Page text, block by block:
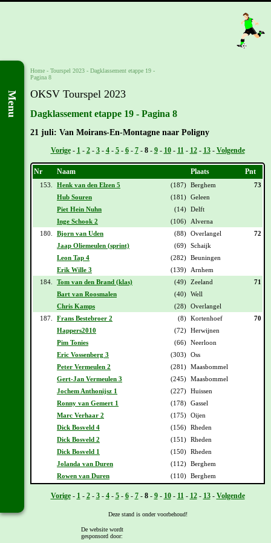
Menu
Home - Tourspel 2023 - Dagklassement etappe 19 -
Pagina 8
OKSV Tourspel 2023
Dagklassement etappe 19 - Pagina 8
21 juli: Van Moirans-En-Montagne naar Poligny
Vorige- 1- 2- 3- 4- 5- 6- 7- 8- 9- 10- 11- 12- 13- Volgende
Nr Naam Plaats Pnt
153. Henk van den Elzen 5 (187) Berghem
73
Hub Souren
(181) Geleen
Piet Hein Nuhn
(14) Delft
Inge Schook 2
(106)
Alverna
180.
Bjorn van Uden (88) Overlangel
72
Jaap Oliemeulen (sprint)
(69) Schaijk
Leon Tap 4
(282) Beuningen
Erik Wille 3
(139)
Arnhem
184.
Tom van den Brand (klas) (49) Zeeland
71
Bart van Roosmalen
(40) Well
Chris Kamps
(28) Overlangel
187.
Frans Bestebroer 2 (8) Kortenhoef
70
Happers2010
(72) Herwijnen
Pim Tonies
(66) Neerloon
Eric Vossenberg 3
(303) Oss
Peter Vermeulen 2
(281) Maasbommel
Gert-Jan Vermeulen 3
(245) Maasbommel
Jochem Anthonijsz 1
(227) Huissen
Ronny van Gemert 1
(178) Gassel
Marc Verhaar 2
(175) Oijen
Dick Bosveld 4
(156) Rheden
Dick Bosveld 2
(151) Rheden
Dick Bosveld 1
(150) Rheden
Jolanda van Duren
(112) Berghem
Rowen van Duren
(110) Berghem
Vorige- 1- 2- 3- 4- 5- 6- 7- 8- 9- 10- 11- 12- 13- Volgende
Deze stand is onder voorbehoud!
] - [Daguitslag etappe 19
De website wordt
gesponsord door: